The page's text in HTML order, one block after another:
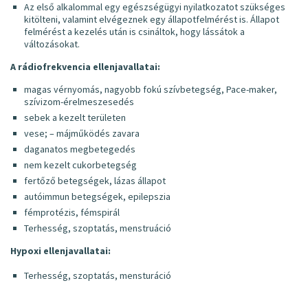
Az első alkalommal egy egészségügyi nyilatkozatot szükséges
kitölteni, valamint elvégeznek egy állapotfelmérést is. Állapot
felmérést a kezelés után is csináltok, hogy lássátok a
változásokat.
A rádiofrekvencia ellenjavallatai:
magas vérnyomás, nagyobb fokú szívbetegség, Pace-maker,
szívizom-érelmeszesedés
sebek a kezelt területen
vese; – májműködés zavara
daganatos megbetegedés
nem kezelt cukorbetegség
fertőző betegségek, lázas állapot
autóimmun betegségek, epilepszia
fémprotézis, fémspirál
Terhesség, szoptatás, menstruáció
Hypoxi ellenjavallatai:
Terhesség, szoptatás, mensturáció